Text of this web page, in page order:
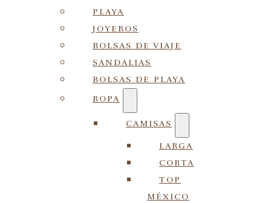
PLAYA
JOYEROS
BOLSAS DE VIAJE
SANDALIAS
BOLSAS DE PLAYA
ROPA
CAMISAS
LARGA
CORTA
TOP
MÉXICO